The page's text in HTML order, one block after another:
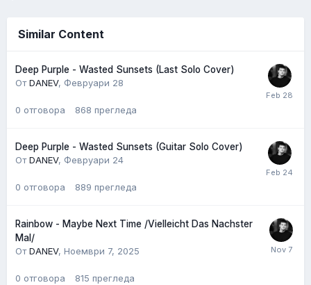
Similar Content
Deep Purple - Wasted Sunsets (Last Solo Cover)
ОтDANEV, Февруари 28
0 отговора 868 прегледа
Deep Purple - Wasted Sunsets (Guitar Solo Cover)
ОтDANEV, Февруари 24
0 отговора 889 прегледа
Rainbow - Maybe Next Time /Vielleicht Das Nachster
Mal/
ОтDANEV, Ноември 7, 2025
0 отговора 815 прегледа